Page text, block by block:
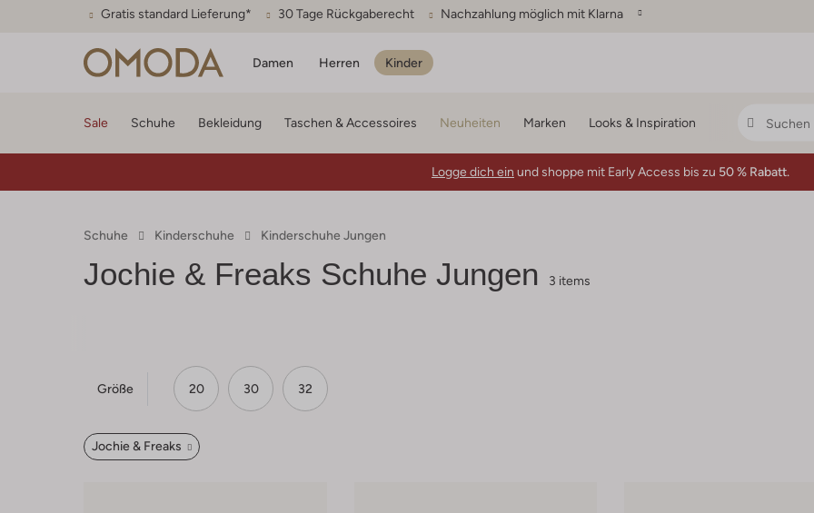
Gratis standard Lieferung* 30 Tage Rückgaberecht Nachzahlung möglich mit Klarna
Damen Herren Kinder
Sale Schuhe Bekleidung Taschen & Accessoires Neuheiten Marken Looks & Inspiration
Logge dich ein und shoppe mit Early Access bis zu 50 % Rabatt.
Schuhe Kinderschuhe Kinderschuhe Jungen
Jochie & Freaks Schuhe Jungen 3 items
Größe 20 30 32
Jochie & Freaks